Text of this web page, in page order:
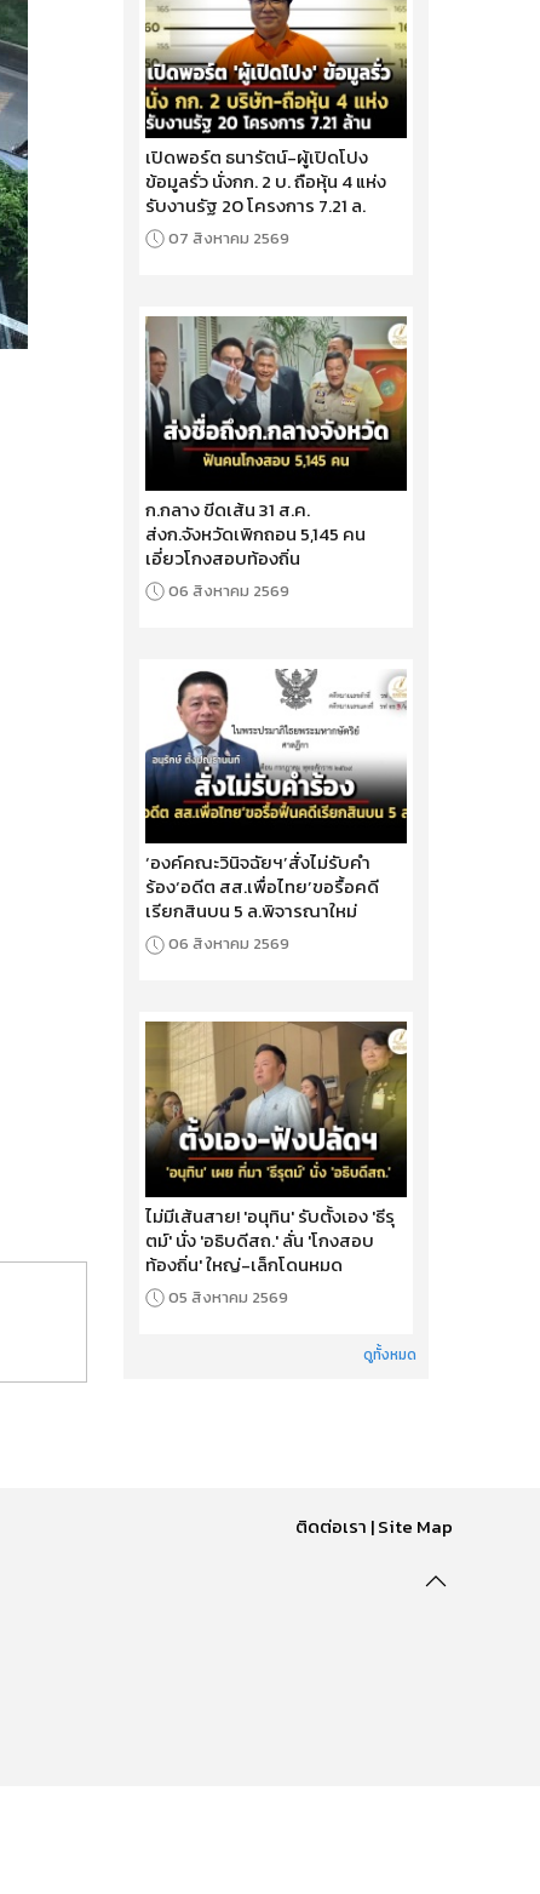
เปิดพอร์ต ธนารัตน์-ผู้เปิดโปง
ข้อมูลรั่ว นั่งกก. 2 บ. ถือหุ้น 4 แห่ง
รับงานรัฐ 20 โครงการ 7.21 ล.
07 สิงหาคม 2569
ก.กลาง ขีดเส้น 31 ส.ค.
ส่งก.จังหวัดเพิกถอน 5,145 คน
เอี่ยวโกงสอบท้องถิ่น
06 สิงหาคม 2569
‘องค์คณะวินิจฉัยฯ’สั่งไม่รับคำ
ร้อง‘อดีต สส.เพื่อไทย’ขอรื้อคดี
เรียกสินบน 5 ล.พิจารณาใหม่
06 สิงหาคม 2569
ไม่มีเส้นสาย! 'อนุทิน' รับตั้งเอง 'ธีรุ
ตม์' นั่ง 'อธิบดีสถ.' ลั่น 'โกงสอบ
ท้องถิ่น' ใหญ่-เล็กโดนหมด
05 สิงหาคม 2569
ดูทั้งหมด
ติดต่อเรา |Site Map